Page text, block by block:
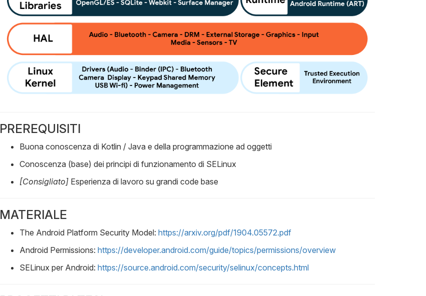
PREREQUISITI
Buona conoscenza di Kotlin / Java e della programmazione ad oggetti
Conoscenza (base) dei principi di funzionamento di SELinux
[Consigliato] Esperienza di lavoro su grandi code base
MATERIALE
The Android Platform Security Model: https://arxiv.org/pdf/1904.05572.pdf
Android Permissions: https://developer.android.com/guide/topics/permissions/overview
SELinux per Android: https://source.android.com/security/selinux/concepts.html